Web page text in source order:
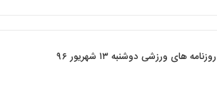
روزنامه های ورزشی دوشنبه ۱۳ شهریور ۹۶